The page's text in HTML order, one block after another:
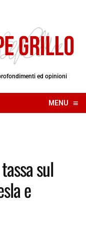
ed opinioni
MENU ≡
☰
sul
e